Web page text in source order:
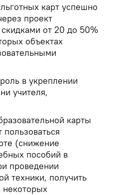
карт успешно
проект
от 20 до 50%
объектах
в укреплении
учителя,
карты
пользоваться
(снижение
пособий в
проведении
техники, получить
некоторых